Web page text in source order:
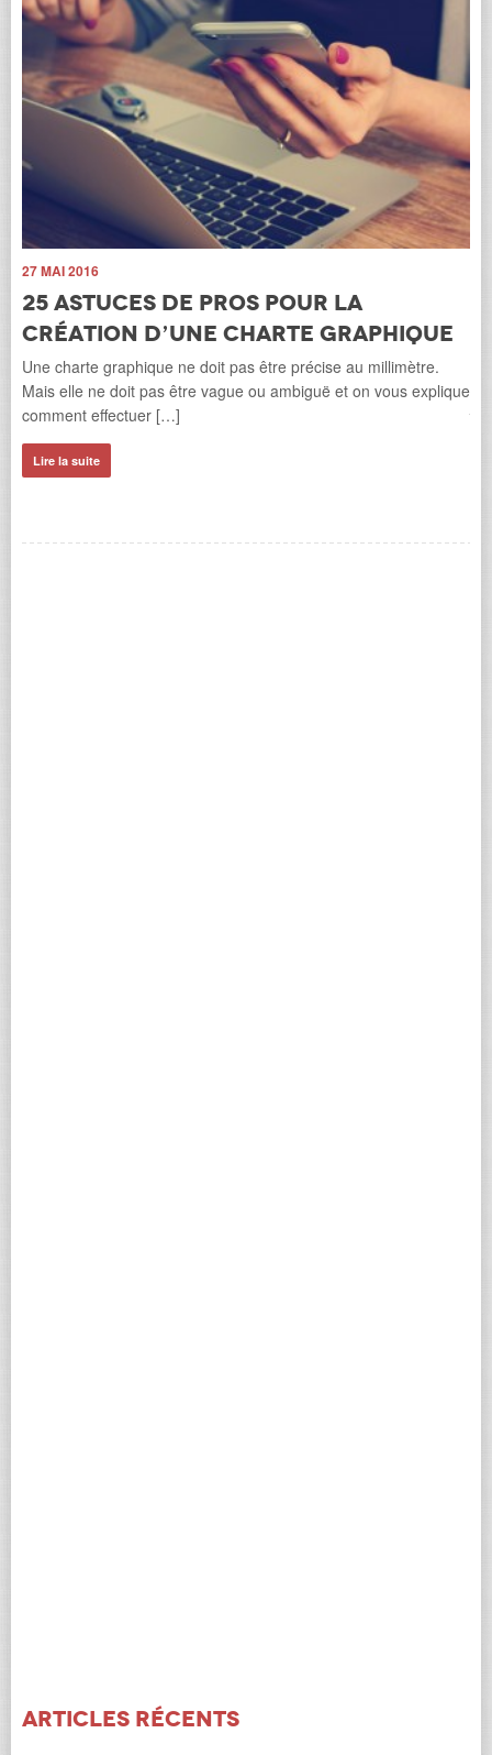
27 MAI 2016
25 astuces de pros pour la
création d’une charte graphique
Une charte graphique ne doit pas être précise au millimètre.
Mais elle ne doit pas être vague ou ambiguë et on vous explique
comment effectuer […]
Lire la suite
Articles récents